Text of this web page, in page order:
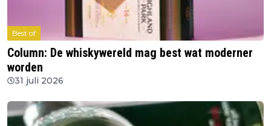
Best of
Column: De whiskywereld mag best wat moderner
worden
31 juli 2026